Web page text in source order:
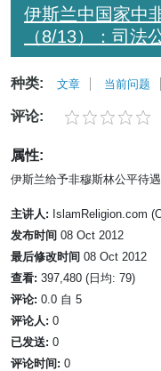
伊斯兰中国家中
（8/13）：司法
种类: 文章 当前问题
评论:
属性:
伊斯兰给予非穆斯林公平待遇
主讲人: IslamReligion.com
发布时间 08 Oct 2012
最后修改时间 08 Oct 2012
查看: 397,480 (日均: 79)
评论: 0.0 自 5
评论人: 0
已发送: 0
评论时间: 0